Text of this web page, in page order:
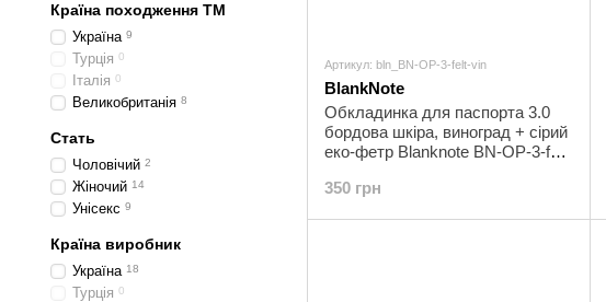
Артикул: bln_BN-OP-3-felt-vin
BlankNote
Обкладинка для паспорта 3.0
бордова шкіра, виноград + сірий
еко-фетр Blanknote BN-OP-3-felt-
350 грн
Країна походження ТМ
Україна 9
Турція 0
Італія 0
Великобританія 8
Стать
Чоловічий 2
Жіночий 14
Унісекс 9
Країна виробник
Україна 18
Турція 0